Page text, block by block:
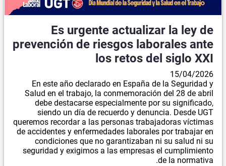
Es urgente actualizar la ley de
prevención de riesgos laborales ante
los retos del siglo XXI
15/04/2026
En este año declarado en España de la Seguridad y
Salud en el trabajo, la conmemoración del 28 de abril
debe destacarse especialmente por su significado,
siendo un día de recuerdo y denuncia. Desde UGT
queremos recordar a las personas trabajadoras víctimas
de accidentes y enfermedades laborales por trabajar en
condiciones que no garantizaban ni su salud ni su
seguridad y exigimos a las empresas el cumplimiento
de la normativa.